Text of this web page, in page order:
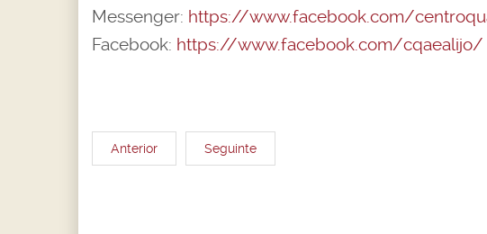
Messenger: https://www.facebook.com/
Facebook: https://www.facebook.com/cqaealijo/
Anterior Seguinte